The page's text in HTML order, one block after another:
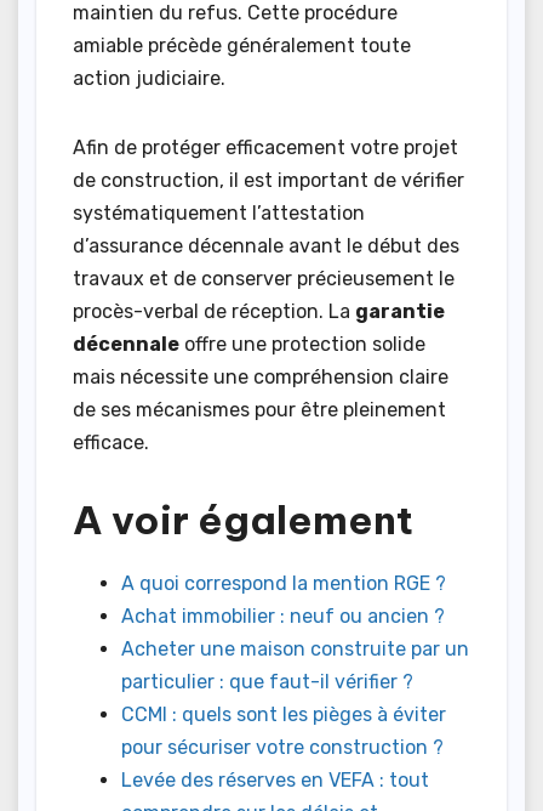
maintien du refus. Cette procédure
amiable précède généralement toute
action judiciaire.
Afin de protéger efficacement votre projet
de construction, il est important de vérifier
systématiquement l’attestation
d’assurance décennale avant le début des
travaux et de conserver précieusement le
procès-verbal de réception. La garantie
décennale offre une protection solide
mais nécessite une compréhension claire
de ses mécanismes pour être pleinement
efficace.
A voir également
A quoi correspond la mention RGE ?
Achat immobilier : neuf ou ancien ?
Acheter une maison construite par un
particulier : que faut-il vérifier ?
CCMI : quels sont les pièges à éviter
pour sécuriser votre construction ?
Levée des réserves en VEFA : tout